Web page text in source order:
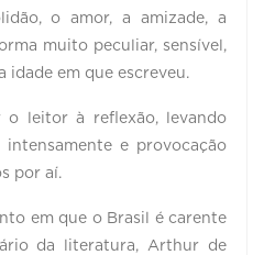
o amor, a amizade, a
muito peculiar, sensível,
idade em que escreveu.
o leitor à reflexão, levando
e provocação
por aí.
em que o Brasil é carente
da literatura, Arthur de